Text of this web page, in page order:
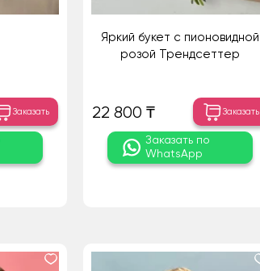
Заказать
Яркий букет с пионовидной
розой Трендсеттер
22 800 ₸ Заказать
Заказать по
WhatsApp